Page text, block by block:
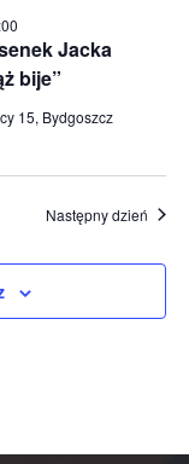
Jacka
bije”
15, Bydgoszcz
Następny dzień